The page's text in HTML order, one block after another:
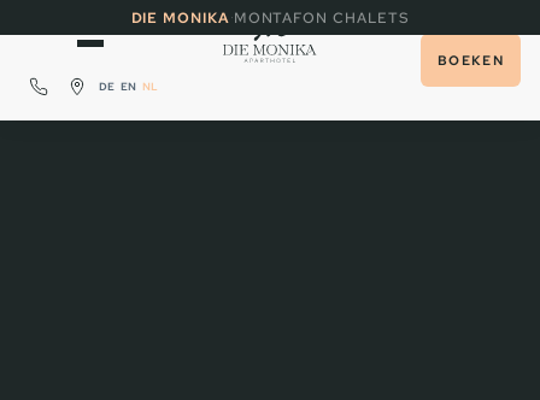
DIE MONIKA·MONTAFON CHALETS
DE EN NL
BOEKEN